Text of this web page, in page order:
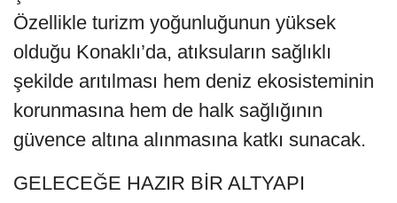
Özellikle turizm yoğunluğunun yüksek
olduğu Konaklı’da, atıksuların sağlıklı
şekilde arıtılması hem deniz ekosisteminin
korunmasına hem de halk sağlığının
güvence altına alınmasına katkı sunacak.
GELECEĞE HAZIR BİR ALTYAPI